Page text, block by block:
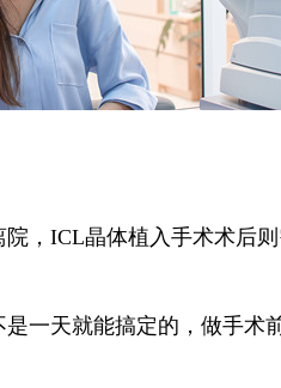
，ICL晶体植入手术术后
一天就能搞定的，做手术